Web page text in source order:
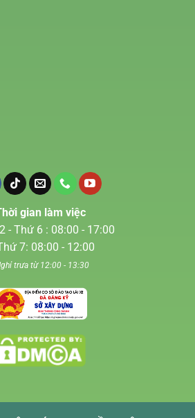
gian làm việc
- Thứ 6 : 08:00 - 17:00
7: 08:00 - 12:00
trưa từ 12:00 - 13:30